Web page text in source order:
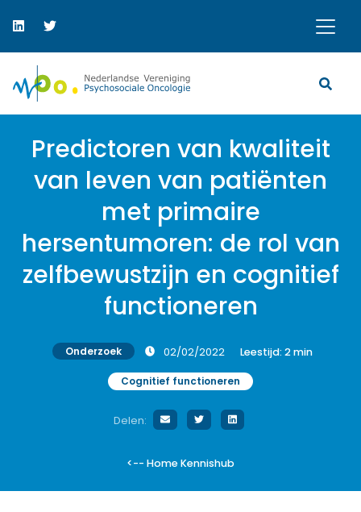
Predictoren van kwaliteit
van leven van patiënten
met primaire
hersentumoren: de rol van
zelfbewustzijn en cognitief
functioneren
Onderzoek 02/02/2022 Leestijd: 2min
Cognitief functioneren
Delen:
<-- Home Kennishub